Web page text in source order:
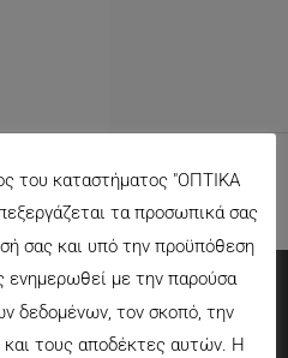
του καταστήματος "ΟΠΤΙΚΑ
τα προσωπικά σας
σας και υπό την προϋπόθεση
ενημερωθεί με την παρούσα
δεδομένων, τον σκοπό, την
τους αποδέκτες αυτών. Η